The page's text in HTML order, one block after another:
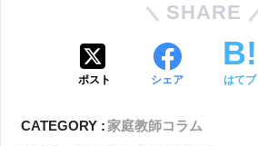
SHARE
ポスト シェア はてブ
CATEGORY : 家庭教師コラム